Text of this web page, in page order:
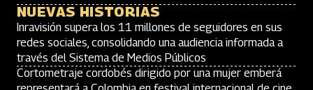
NUEVAS HISTORIAS
Inravisión supera los 11 millones de seguidores en sus
redes sociales, consolidando una audiencia informada a
través del Sistema de Medios Públicos
Cortometraje cordobés dirigido por una mujer emberá